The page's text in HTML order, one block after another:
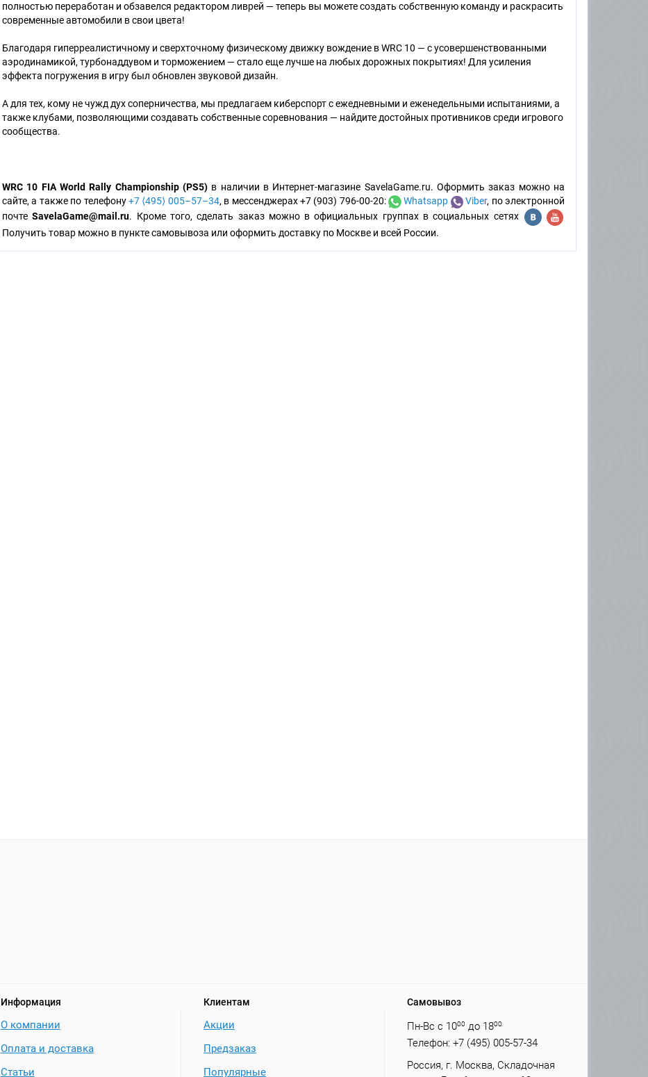
полностью переработан и обзавелся редактором ливрей — теперь вы можете создать собственную команду и раскрасить
современные автомобили в свои цвета!
Благодаря гиперреалистичному и сверхточному физическому движку вождение в WRC 10 — с усовершенствованными
аэродинамикой, турбонаддувом и торможением — стало еще лучше на любых дорожных покрытиях! Для усиления
эффекта погружения в игру был обновлен звуковой дизайн.
А для тех, кому не чужд дух соперничества, мы предлагаем киберспорт с ежедневными и еженедельными испытаниями, а
также клубами, позволяющими создавать собственные соревнования — найдите достойных противников среди игрового
сообщества.
WRC 10 FIA World Rally Championship (PS5) в наличии в Интернет-магазине SavelaGame.ru. Оформить заказ можно на
сайте, а также по телефону+7 ⟨495⟩ 005–57–34, в мессенджерах +7 (903) 796-00-20: Whatsapp Viber, по электронной
почтеSavelaGame@mail.ru. Кроме того, сделать заказ можно в официальных группах в социальных сетях
Получить товар можно в пункте самовывоза или оформить доставку по Москве и всей России.
Информация
О компании
Оплата и доставка
Статьи
Клиентам
Акции
Предзаказ
Популярные
Самовывоз
Пн-Вс с 1000 до 1800
Телефон: +7 (495) 005-57-34
Россия, г. Москва, Складочная